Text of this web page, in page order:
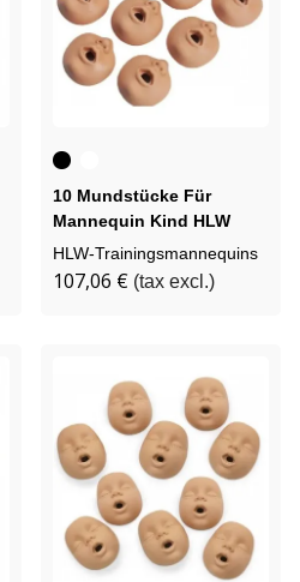
Schwarz
10 Mundstücke Für
Mannequin Kind HLW
Kyle
HLW-Trainingsmannequins
107,06 € (tax excl.)